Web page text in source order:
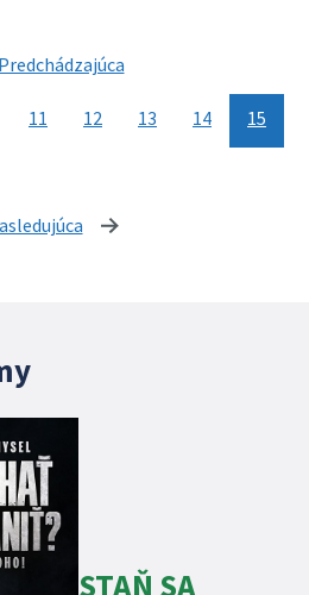
Predchádzajúca
11 12 13 14 15
stránka
STAŇ SA